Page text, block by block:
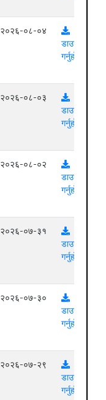
२०२६-०८-०४
डाउनलोड
गर्नुहोस्
२०२६-०८-०३
डाउनलोड
गर्नुहोस्
२०२६-०८-०२
डाउनलोड
गर्नुहोस्
२०२६-०७-३१
डाउनलोड
गर्नुहोस्
२०२६-०७-३०
डाउनलोड
गर्नुहोस्
२०२६-०७-२९
डाउनलोड
गर्नुहोस्